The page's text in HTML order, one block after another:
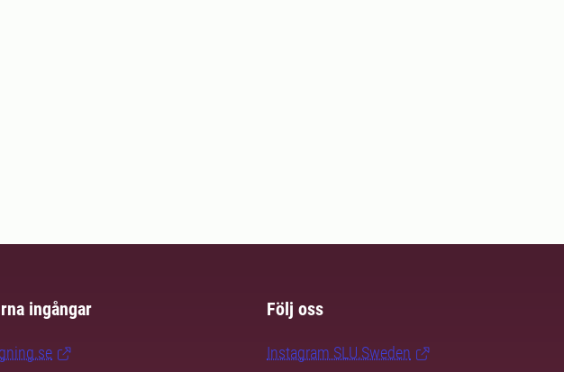
ingångar Följ oss
Instagram SLU.Sweden